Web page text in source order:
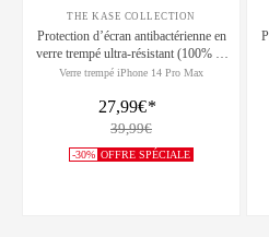
THE KASE COLLECTION
Protection d’écran antibactérienne en
verre trempé ultra-résistant (100% de
surface couverte) pour Apple iPhone
Verre trempé iPhone 14 Pro Max
27,99€*
39,99€
-30% OFFRE SPÉCIALE